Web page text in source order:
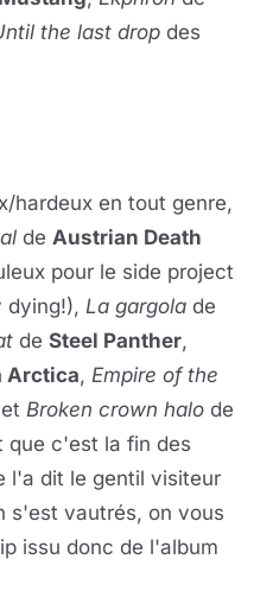
the last drop des
hardeux en tout genre,
de Austrian Death
pour le side project
dying!), La gargola de
de Steel Panther,
Arctica, Empire of the
et Broken crown halo de
que c'est la fin des
l'a dit le gentil visiteur
s'est vautrés, on vous
issu donc de l'album